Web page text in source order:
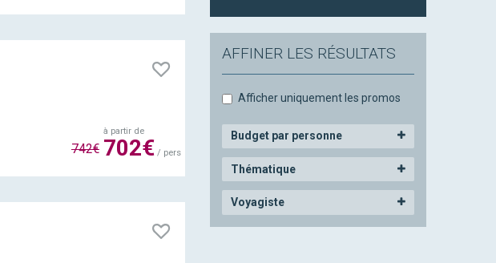
AFFINER LES RÉSULTATS
Afficher uniquement les promos
Budget par personne
Thématique
Voyagiste
à partir de
702€/ pers
742€